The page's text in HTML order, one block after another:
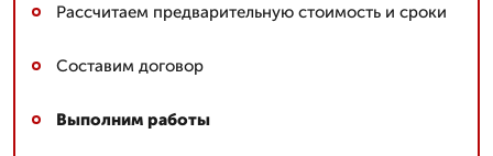
Рассчитаем предварительную стоимость и сроки
Составим договор
Выполним работы